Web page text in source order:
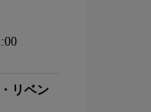
リベン